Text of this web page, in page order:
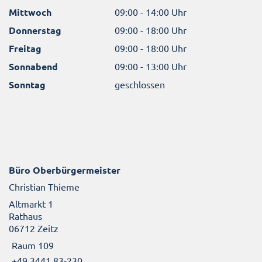
Mittwoch 09:00 - 14:00 Uhr
Donnerstag 09:00 - 18:00 Uhr
Freitag 09:00 - 18:00 Uhr
Sonnabend 09:00 - 13:00 Uhr
Sonntag geschlossen
Büro Oberbürgermeister
Christian Thieme
Altmarkt 1
Rathaus
06712 Zeitz
Raum 109